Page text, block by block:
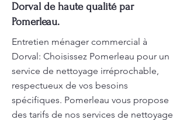
Dorval de haute qualité par
Pomerleau.
Entretien ménager commercial à
Dorval: Choisissez Pomerleau pour un
service de nettoyage irréprochable,
respectueux de vos besoins
spécifiques. Pomerleau vous propose
des tarifs de nos services de nettoyage